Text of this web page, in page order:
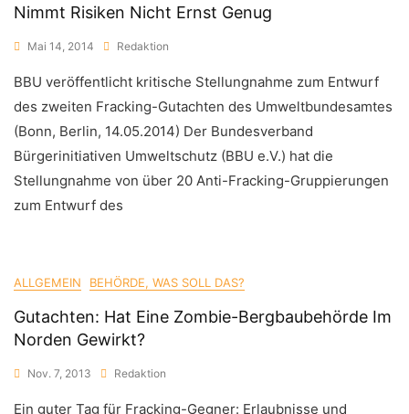
Nimmt Risiken Nicht Ernst Genug
Mai 14, 2014 Redaktion
BBU veröffentlicht kritische Stellungnahme zum Entwurf
des zweiten Fracking-Gutachten des Umweltbundesamtes
(Bonn, Berlin, 14.05.2014) Der Bundesverband
Bürgerinitiativen Umweltschutz (BBU e.V.) hat die
Stellungnahme von über 20 Anti-Fracking-Gruppierungen
zum Entwurf des
ALLGEMEIN BEHÖRDE, WAS SOLL DAS?
Gutachten: Hat Eine Zombie-Bergbaubehörde Im
Norden Gewirkt?
Nov. 7, 2013 Redaktion
Ein guter Tag für Fracking-Gegner: Erlaubnisse und